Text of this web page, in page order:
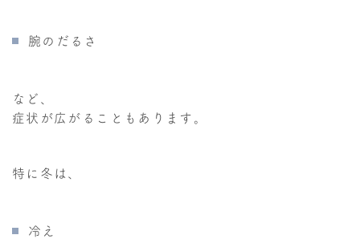
腕のだるさ
など、
症状が広がることもあります。
特に冬は、
冷え